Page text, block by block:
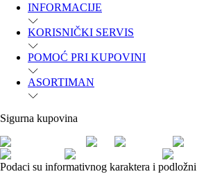
INFORMACIJE
KORISNIČKI SERVIS
POMOĆ PRI KUPOVINI
ASORTIMAN
Sigurna kupovina
Podaci su informativnog karaktera i